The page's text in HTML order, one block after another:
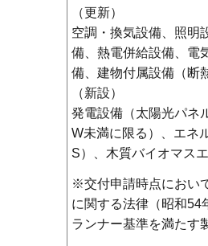
（更新）
空調・換気設備、照明
備、熱電併給設備、電
備、建物付属設備（断
（新設）
発電設備（太陽光パネ
W未満に限る）、エネ
S）、木質バイオマス
※交付申請時点におい
に関する法律（昭和54
ランナー基準を満たす